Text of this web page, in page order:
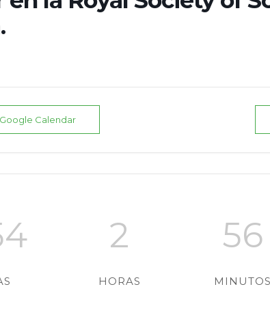
Calendar
2
HORAS
56
MINUTOS